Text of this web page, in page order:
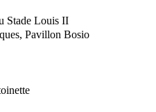
Stade Louis II
Pavillon Bosio